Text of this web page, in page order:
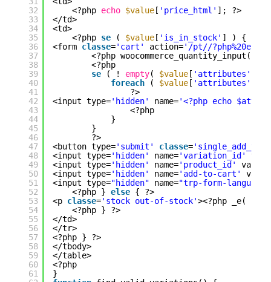
32
33
34
35
36
37
38
39
40
41
42
43
44
45
46
47
48
49
50
51
52
53
54
55
56
57
58
59
60
61
<?php echo $value [ 'price_html' ]; ?>
</td>
<td>
<?php se ( $value [ 'is_in_stock' ] ) { ?>
<form classe='cart' action='/pt//
<?php woocommerce_quantity_input();
<?php
se
( ! empty( $value [ 'attributes'
foreach
( $value [ 'attributes'
?>
<input type='hidden' name='<?php echo
<?php
}
}
?>
<button type='submit' classe=
<input type='hidden' name='variation_id'
<input type='hidden' name='product_id' value=
<input type='hidden' name='add-to-cart'
<input type="hidden" name="trp-form-language"
<?php } else { ?>
<p classe='stock out-of-stock'><?php _e(
<?php } ?>
</td>
</tr>
<?php } ?>
</tbody>
</table>
<?php
}